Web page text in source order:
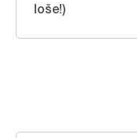
loše!)